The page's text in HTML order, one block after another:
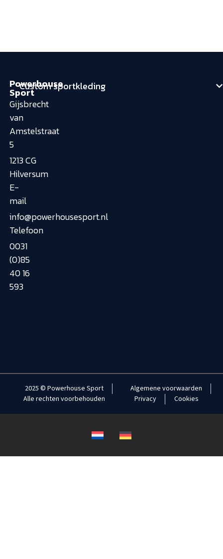
Powerhouse
Sport
Gijsbrecht
van
Amstelstraat
5
1213 CG
Hilversum
E-
mail
info@powerhousesport.nl
Telefoon
0031
(0)85
40 16
593
Custom sportkleding
2025 © Powerhouse Sport
Alle rechten voorbehouden
Algemene voorwaarden
Privacy
Cookies